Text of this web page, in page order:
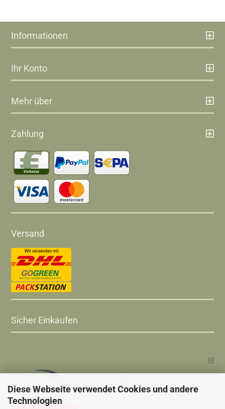
Diese Webseite verwendet Cookies und andere
Technologien
Informationen
Ihr Konto
Mehr über
Zahlung
Versand
Sicher Einkaufen